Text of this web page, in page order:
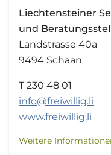
Liechtensteiner
und
Landstrasse 40a
9494 Schaan
T 230 48 01
info@freiwillig.li
www.freiwillig.li
Weitere